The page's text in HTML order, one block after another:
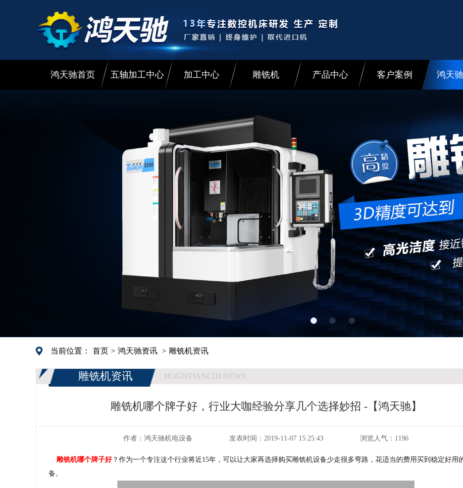
鸿天驰首页 五轴加工中心 加工中心 雕铣机 产品中心 客户案例 鸿天
当前位置： 首页 > 鸿天驰资讯 > 雕铣机资讯
雕铣机资讯 HOGNTIANCHI NEWS
雕铣机哪个牌子好，行业大咖经验分享几个选择妙招 -【鸿天驰】
作者： 鸿天驰机电设备 发表时间： 2019-11-07 15:25:43 浏览人气： 1196
雕铣机哪个牌子好？作为一个专注这个行业将近15年，可以让大家再选择购买雕铣机设备少走很多弯路，花适当的费用买到稳定好用
备。